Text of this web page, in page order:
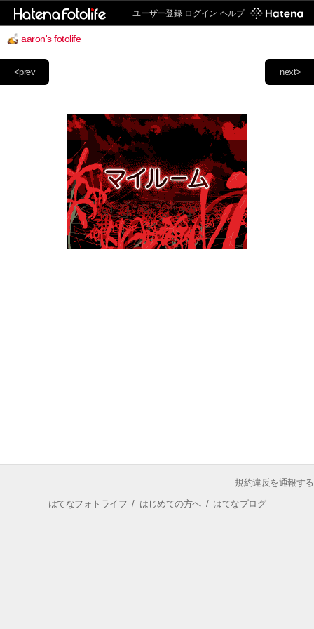
ユーザー登録 ログイン ヘルプ
aaron's fotolife
next>
<prev
規約違反を通報する
はてなフォトライフ / はじめての方へ/ はてなブログ